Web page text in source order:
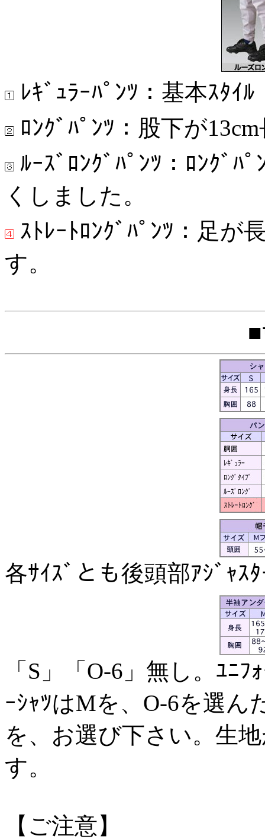
ﾚｷﾞｭﾗｰﾊﾟﾝﾂ：基本ｽﾀｲﾙ
ﾛﾝｸﾞﾊﾟﾝﾂ：股下が
ﾙｰｽﾞﾛﾝｸﾞﾊﾟﾝﾂ：ﾛﾝｸﾞﾊ
くしました。
ｽﾄﾚｰﾄﾛﾝｸﾞﾊﾟﾝﾂ：足が
す。
各ｻｲｽﾞとも後頭部ｱｼﾞｬｽ
「S」「O-6」無し。ﾕﾆ
ｰｼｬﾂはMを、O-6を選ん
を、お選び下さい。生
す。
【ご注意】